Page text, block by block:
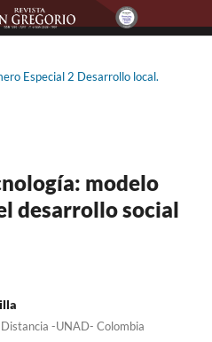
Especial 2 Desarrollo local.
modelo
desarrollo social
-UNAD- Colombia